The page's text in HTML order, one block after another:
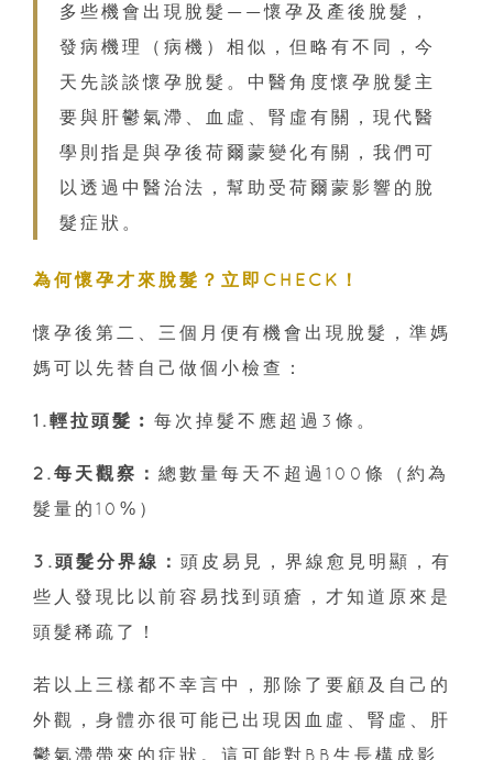
多些機會出現脫髮——懷孕及產後脫髮，
發病機理（病機）相似，但略有不同，今
天先談談懷孕脫髮。中醫角度懷孕脫髮主
要與肝鬱氣滯、血虛、腎虛有關，現代醫
學則指是與孕後荷爾蒙變化有關，我們可
以透過中醫治法，幫助受荷爾蒙影響的脫
髮症狀。
為何懷孕才來脫髮？ 立即CHECK！
懷孕後第二、三個月便有機會出現脫髮，準媽
媽可以先替自己做個小檢查：
1.輕拉頭髮︰ 每次掉髮不應超過3條。
2.每天觀察： 總數量每天不超過100條（約為
髮量的10%）
3.頭髮分界線： 頭皮易見，界線愈見明顯，有
些人發現比以前容易找到頭瘡，才知道原來是
頭髮稀疏了！
若以上三樣都不幸言中，那除了要顧及自己的
外觀，身體亦很可能已出現因血虛、腎虛、肝
鬱氣滯帶來的症狀。這可能對BB生長構成影